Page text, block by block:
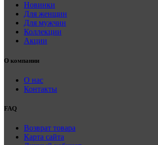
Новинки
Для женщин
Для мужчин
Коллекции
Акции
О компании
О нас
Контакты
FAQ
Возврат товара
Карта сайта